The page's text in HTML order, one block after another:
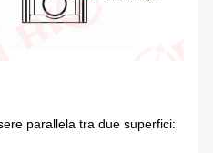
parallela tra due superfici: